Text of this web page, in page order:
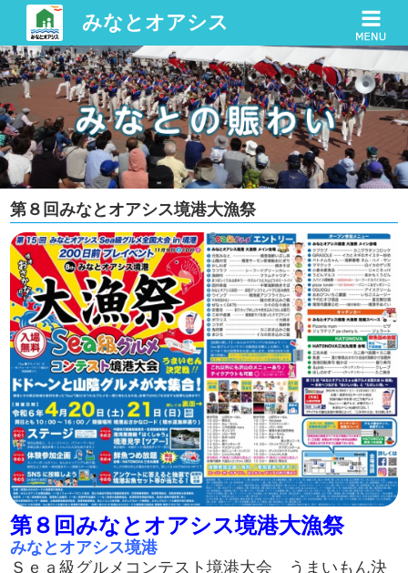
みなとオアシス
第８回みなとオアシス境港大漁祭
第８回みなとオアシス境港大漁祭
みなとオアシス境港
Ｓｅａ級グルメコンテスト境港大会 うまいもん決